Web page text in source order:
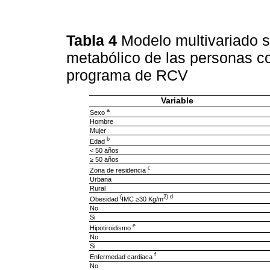
Tabla 4 Modelo multivariado
metabólico de las personas
programa de RCV
Variable
Sexo a
Hombre
Mujer
Edad b
< 50 años
≥ 50 años
Zona de residencia c
Urbana
Rural
Obesidad (IMC ≥30 Kg/m2) d
No
Si
Hipotiroidismo e
No
Si
Enfermedad cardiaca f
No